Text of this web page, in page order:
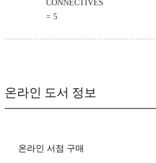
CONNECTIVES
= 5
온라인 도서 정보
온라인 서점 구매